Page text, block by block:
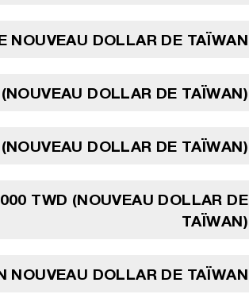
NOUVEAU DOLLAR DE TAÏWAN
DOLLAR DE TAÏWAN)
DOLLAR DE TAÏWAN)
TWD (NOUVEAU DOLLAR DE
TAÏWAN)
NOUVEAU DOLLAR DE TAÏWAN